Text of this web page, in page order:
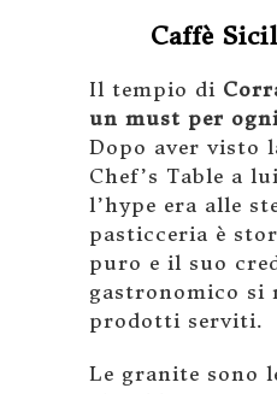
Caffè
Il tempio di
un must per
Dopo aver visto
Chef’s Table a
l’hype era alle
pasticceria è
puro e il suo
gastronomico si
prodotti serviti.
Le granite sono